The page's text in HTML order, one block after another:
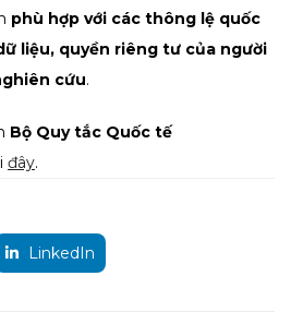
phù hợp với các thông lệ quốc
liệu, quyền riêng tư của người
cứu.
Bộ Quy tắc Quốc tế
đây.
LinkedIn